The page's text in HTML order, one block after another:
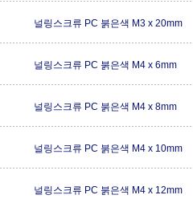
널링스크류 PC 붉은색 M3 x 20mm
널링스크류 PC 붉은색 M4 x 6mm
널링스크류 PC 붉은색 M4 x 8mm
널링스크류 PC 붉은색 M4 x 10mm
널링스크류 PC 붉은색 M4 x 12mm